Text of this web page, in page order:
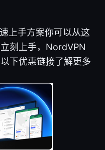
上手方案你可以从这
刻上手，NordVPN
下优惠链接了解更多